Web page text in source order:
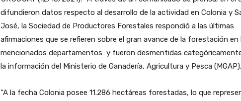
difundieron datos respecto al desarrollo de la actividad en Colonia y
José, la Sociedad de Productores Forestales respondió a las últimas
afirmaciones que se refieren sobre el gran avance de la forestación en
mencionados departamentos y fueron desmentidas
la información del Ministerio de Ganadería, Agricultura y Pesca (MGAP).
“A la fecha Colonia posee 11.286 hectáreas forestadas, lo que